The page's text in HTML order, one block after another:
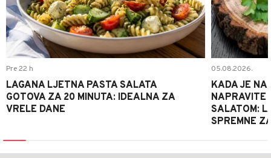
Pre 22 h
LAGANA LJETNA PASTA SALATA
GOTOVA ZA 20 MINUTA: IDEALNA ZA
VRELE DANE
05.08.2026.
KADA JE
NAPRAVITE
SALATOM:
SPREMNE